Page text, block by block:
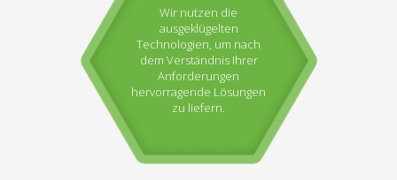
Wir nutzen die
ausgeklügelten
Technologien, um nach
dem Verständnis Ihrer
Anforderungen
hervorragende Lösungen
zu liefern.